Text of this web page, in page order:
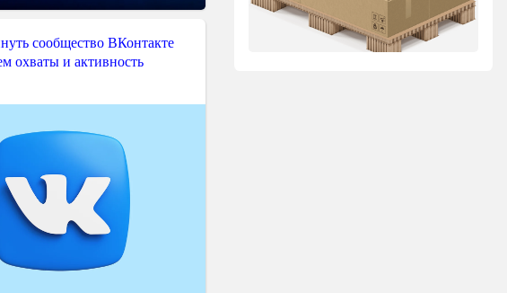
сообщество ВКонтакте
охваты и активность